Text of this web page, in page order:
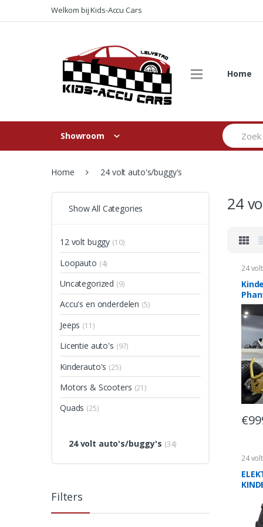
to
to
Welkom bij Kids-Accu Cars
Home
Showroom
Search
for:
Home 24 volt auto's/buggy's
24
24
€
24
Show All Categories
12 volt buggy (10)
Loopauto (4)
Uncategorized (9)
Accu's en onderdelen (5)
Jeeps (11)
Licentie auto's (97)
Kinderauto's (25)
Motors & Scooters (21)
Quads (25)
24 volt auto's/buggy's (34)
Filters